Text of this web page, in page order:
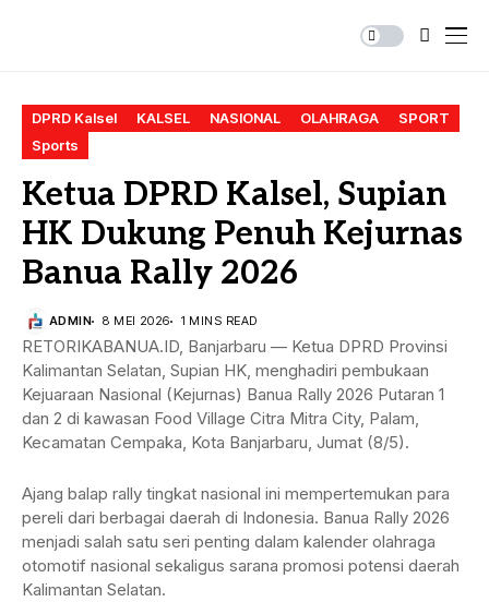
DPRD Kalsel KALSEL NASIONAL OLAHRAGA
SPORT
Sports
Ketua DPRD Kalsel, Supian
HK Dukung Penuh Kejurnas
Banua Rally 2026
ADMIN 8 MEI 2026 1 MINS READ
RETORIKABANUA.ID, Banjarbaru — Ketua DPRD Provinsi
Kalimantan Selatan, Supian HK, menghadiri pembukaan
Kejuaraan Nasional (Kejurnas) Banua Rally 2026 Putaran 1
dan 2 di kawasan Food Village Citra Mitra City, Palam,
Kecamatan Cempaka, Kota Banjarbaru, Jumat (8/5).
Ajang balap rally tingkat nasional ini mempertemukan para
pereli dari berbagai daerah di Indonesia. Banua Rally 2026
menjadi salah satu seri penting dalam kalender olahraga
otomotif nasional sekaligus sarana promosi potensi daerah
Kalimantan Selatan.